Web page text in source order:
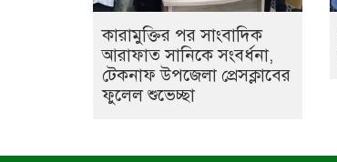
কারামুক্তির পর সাংবাদিক
আরাফাত সানিকে সংবর্ধনা,
টেকনাফ উপজেলা প্রেসক্লাবের
ফুলেল শুভেচ্ছা